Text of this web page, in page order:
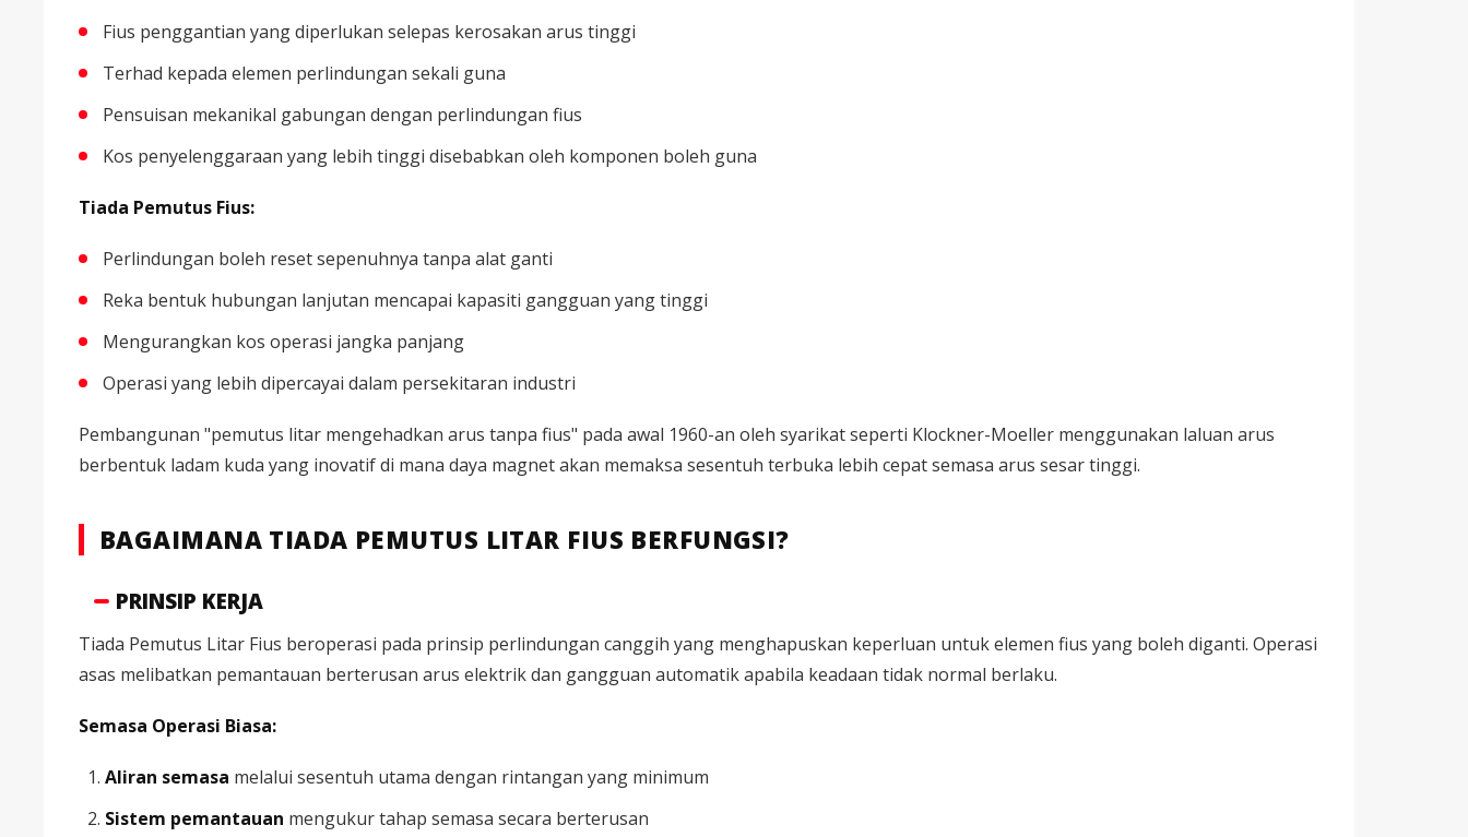
Fius penggantian yang diperlukan selepas kerosakan arus tinggi
Terhad kepada elemen perlindungan sekali guna
Pensuisan mekanikal gabungan dengan perlindungan fius
Kos penyelenggaraan yang lebih tinggi disebabkan oleh komponen boleh guna
Tiada Pemutus Fius:
Perlindungan boleh reset sepenuhnya tanpa alat ganti
Reka bentuk hubungan lanjutan mencapai kapasiti gangguan yang tinggi
Mengurangkan kos operasi jangka panjang
Operasi yang lebih dipercayai dalam persekitaran industri
Pembangunan "pemutus litar mengehadkan arus tanpa fius" pada awal 1960-an oleh syarikat seperti Klockner-Moeller menggunakan laluan arus
berbentuk ladam kuda yang inovatif di mana daya magnet akan memaksa sesentuh terbuka lebih cepat semasa arus sesar tinggi.
BAGAIMANA TIADA PEMUTUS LITAR FIUS BERFUNGSI?
PRINSIP KERJA
Tiada Pemutus Litar Fius beroperasi pada prinsip perlindungan canggih yang menghapuskan keperluan untuk elemen fius yang boleh diganti. Operasi
asas melibatkan pemantauan berterusan arus elektrik dan gangguan automatik apabila keadaan tidak normal berlaku.
Semasa Operasi Biasa:
Aliran semasa melalui sesentuh utama dengan rintangan yang minimum
Sistem pemantauan mengukur tahap semasa secara berterusan